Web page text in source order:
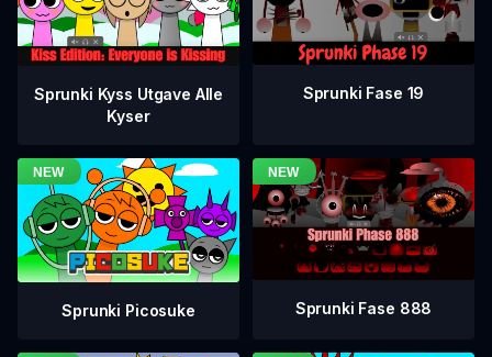
Sprunki Kyss Utgave Alle
Kyser
Sprunki Fase 19
Sprunki Picosuke Sprunki Fase 888